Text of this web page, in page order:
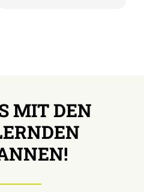
MIT DEN